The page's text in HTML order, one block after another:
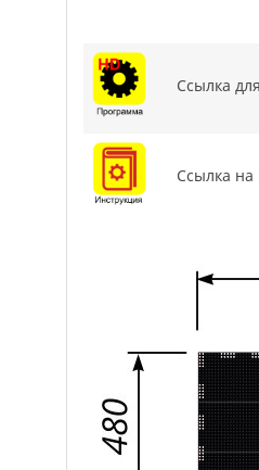
Ссылка
Ссылка